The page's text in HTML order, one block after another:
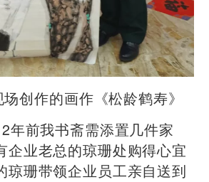
创作的画作《松龄鹤寿》
年前我书斋需添置几件家
企业老总的琼珊处购得心宜
琼珊带领企业员工亲自送到